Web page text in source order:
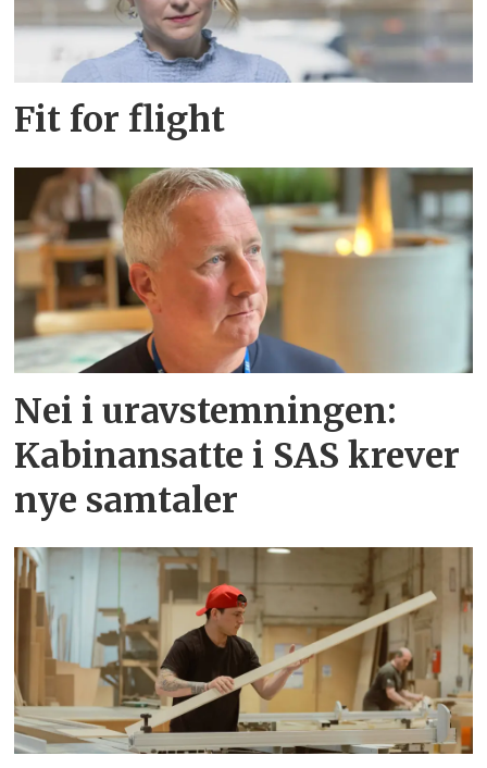
Fit for flight
Nei i uravstemningen:
Kabinansatte i SAS krever
nye samtaler